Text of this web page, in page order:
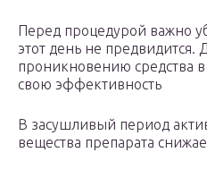
Перед процедурой важно
этот день не предвидится.
проникновению средства в
свою эффективность
В засушливый период
вещества препарата